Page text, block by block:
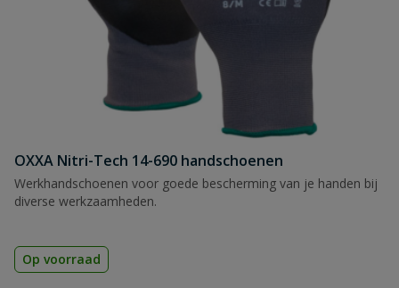
OXXA Nitri-Tech 14-690 handschoenen
Werkhandschoenen voor goede bescherming van je handen bij
diverse werkzaamheden.
Op voorraad